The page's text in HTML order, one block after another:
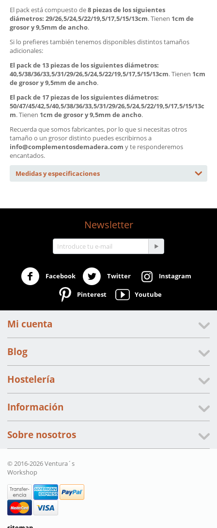
El pack está compuesto de8 piezas de lossiguientes
diámetros: 29/26,5/24,5/22/19,5/17,5/15/13cm. Tienen 1cm de
grosor y 9,5mm de ancho.
Si lo prefieres también tenemos disponibles distintos tamaños
adicionales:
El pack de 13 piezas de los siguientes diámetros:
40,5/38/36/33,5/31/29/26,5/24,5/22/19,5/17,5/15/13cm. Tienen 1cm
de grosor y 9,5mm de ancho.
El pack de 17 piezas de los siguientes diámetros:
50/47/45/42,5/40,5/38/36/33,5/31/29/26,5/24,5/22/19,5/17,5/15/13c
m. Tienen 1cm de grosor y 9,5mm de ancho.
Recuerda que somos fabricantes, por lo que si necesitas otros
tamaño o un grosor distinto puedes escribirnos a
info@complementosdemadera.com y te responderemos
encantados.
Medidas y especificaciones
Newsletter
Facebook Twitter Instagram
Pinterest Youtube
Mi cuenta
Blog
Hostelería
Información
Sobre nosotros
© 2016-2026 Ventura´s
Workshop